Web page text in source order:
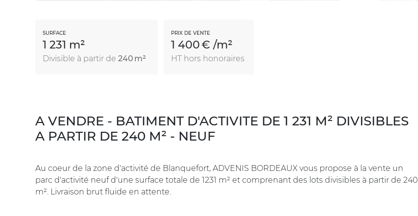
SURFACE
1 231 m²
Divisible à partir de 240 m²
PRIX DE VENTE
1 400 € /m²
HT hors honoraires
A VENDRE - BATIMENT D'ACTIVITE DE 1 231 M² DIVISIBLES
A PARTIR DE 240 M² - NEUF
Au coeur de la zone d'activité de Blanquefort, ADVENIS BORDEAUX vous propose à la vente un
parc d'activité neuf d'une surface totale de 1231 m² et comprenant des lots divisibles à partir de 240
m². Livraison brut fluide en attente.